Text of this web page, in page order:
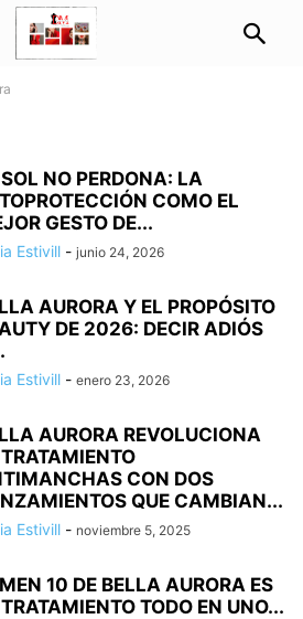
NO PERDONA: LA
COMO EL
GESTO DE...
Estivill - junio 24, 2026
AURORA Y EL PROPÓSITO
DE 2026: DECIR ADIÓS
Estivill - enero 23, 2026
AURORA REVOLUCIONA
CON DOS
QUE CAMBIAN...
Estivill - noviembre 5, 2025
10 DE BELLA AURORA ES
TODO EN UNO...